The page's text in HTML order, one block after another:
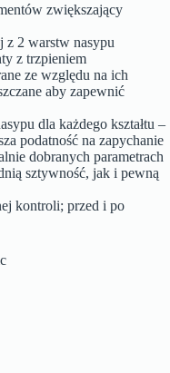
zwiększający
z 2 warstw nasypu
z trzpieniem
ze względu na ich
aby zapewnić
dla każdego kształtu –
podatność na zapychanie
dobranych parametrach
sztywność, jak i pewną
kontroli; przed i po